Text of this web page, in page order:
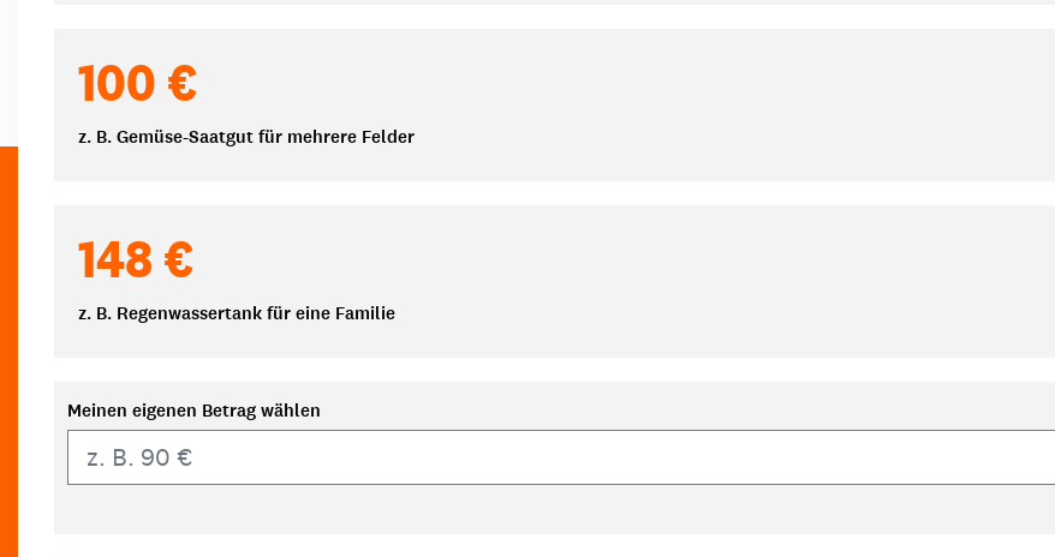
100 €
z. B. Gemüse-Saatgut für mehrere Felder
148 €
z. B. Regenwassertank für eine Familie
Meinen eigenen Betrag wählen